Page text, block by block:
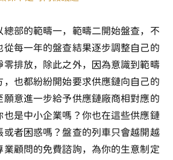
總部的範疇一，範疇二開始盤查，不
從每一年的盤查結果逐步調整自己的
零排放，除此之外，因為意識到範疇
，也都紛紛開始要求供應鏈向自己的
願意進一步給予供應鏈廠商相對應的
也是中小企業嗎？你也在這些供應鏈
或者困惑嗎？盤查的列車只會越開越
業顧問的免費諮詢，為你的生意制定